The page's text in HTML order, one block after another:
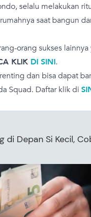
selalu melakukan
saat bangun
orang sukses lainnya
KLIK DI SINI.
dan bisa dapat
Squad. Daftar klik di
di Depan Si Kecil,